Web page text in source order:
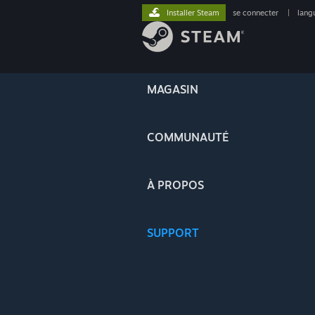
MAGASIN
COMMUNAUTÉ
À PROPOS
SUPPORT
Installer Steam se connecter